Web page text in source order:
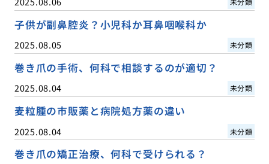
子供が副鼻腔炎？小児科か耳鼻咽喉科か
2025.08.05 未分類
巻き爪の手術、何科で相談するのが適切？
2025.08.04 未分類
麦粒腫の市販薬と病院処方薬の違い
2025.08.04 未分類
巻き爪の矯正治療、何科で受けられる？